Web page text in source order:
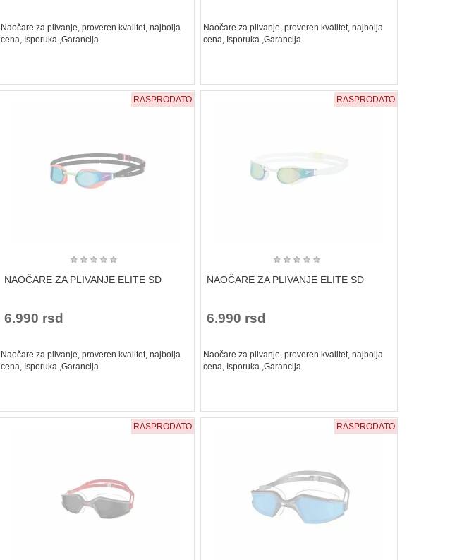
Naočare za plivanje, proveren kvalitet, najbolja
cena, Isporuka ,Garancija
Naočare za plivanje, proveren kvalitet, najbolja
cena, Isporuka ,Garancija
RASPRODATO
★ ★ ★ ★ ★
NAOČARE ZA PLIVANJE ELITE SD
6.990 rsd
Naočare za plivanje, proveren kvalitet, najbolja
cena, Isporuka ,Garancija
RASPRODATO
★ ★ ★ ★ ★
NAOČARE ZA PLIVANJE ELITE SD
6.990 rsd
Naočare za plivanje, proveren kvalitet, najbolja
cena, Isporuka ,Garancija
RASPRODATO RASPRODATO